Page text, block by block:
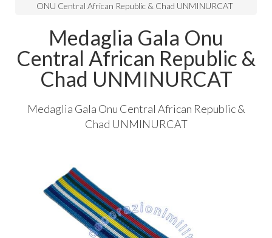
ONU Central African Republic & Chad UNMINURCAT
Medaglia Gala Onu
Central African Republic &
Chad UNMINURCAT
Medaglia Gala Onu Central African Republic &
Chad UNMINURCAT